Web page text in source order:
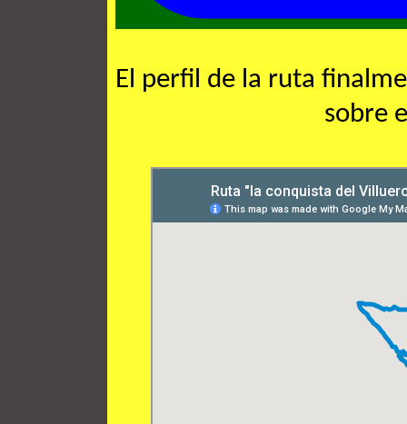
El perfil de la ruta
sobre